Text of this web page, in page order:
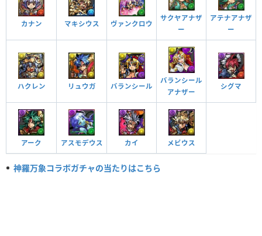
カナン マキシウス ヴァンクロウ
サクヤアナザ
ー
アテナアナザ
ー
ハクレン リュウガ バランシール
バランシール
アナザー
シグマ
アーク アスモデウス カイ メビウス
神羅万象コラボガチャの当たりはこちら